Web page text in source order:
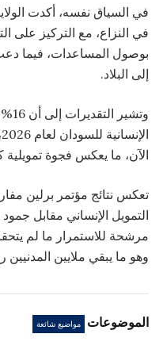
في السياق نفسه، أكدت
في النزاع، مع التركيز على
بوصول المساعدات، فيما
إلى البلاد.
الآن، ما يعكس فجوة تمويلية
تعكس نتائج مؤتمر برلين
التمويل الإنساني مقابل
مرشحة للاستمرار ما لم
وهو ما يبقي ملايين المدنيين
الموضوعات مواضيع شائعة